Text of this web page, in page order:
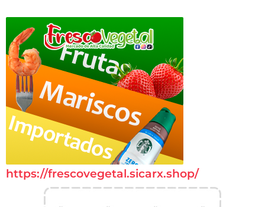
https://frescovegetal.sicarx.shop/